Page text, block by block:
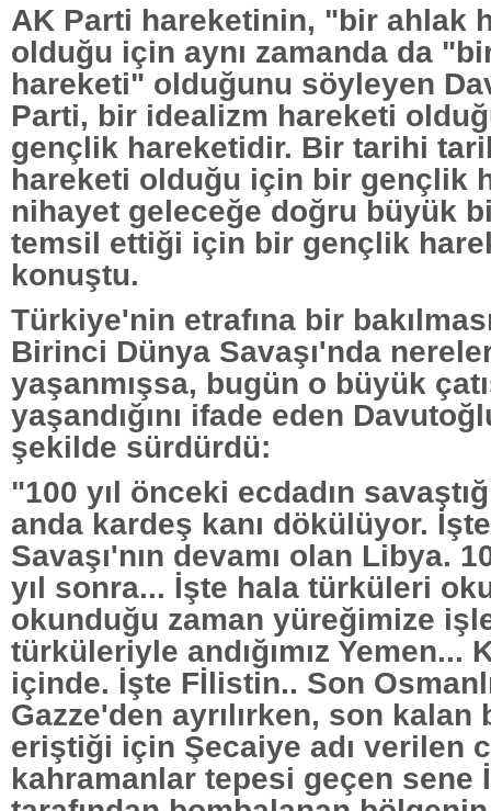
AK Parti hareketinin, "bir ahlak
olduğu için aynı zamanda da
hareketi" olduğunu söyleyen
Parti, bir idealizm hareketi
gençlik hareketidir. Bir tarihi
hareketi olduğu için bir gençlik
nihayet geleceğe doğru büyük
temsil ettiği için bir gençlik
konuştu.
Türkiye'nin etrafına bir
Birinci Dünya Savaşı'nda
yaşanmışsa, bugün o büyük
yaşandığını ifade eden
şekilde sürdürdü:
"100 yıl önceki ecdadın
anda kardeş kanı dökülüyor.
Savaşı'nın devamı olan Libya.
yıl sonra... İşte hala türküleri
okunduğu zaman yüreğimize
türküleriyle andığımız Yemen...
içinde. İşte Fİlistin.. Son
Gazze'den ayrılırken, son
eriştiği için Şecaiye adı verilen
kahramanlar tepesi geçen sene